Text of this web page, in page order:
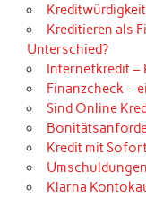
Kreditieren als
Unterschied?
Internetkredit –
Finanzcheck –
Sind Online
Kredit mit
Klarna